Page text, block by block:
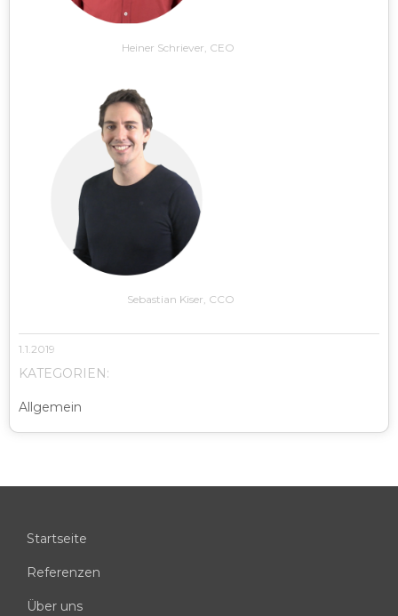
Heiner Schriever, CEO
Sebastian Kiser, CCO
1.1.2019
KATEGORIEN:
Allgemein
Startseite
Referenzen
Über uns